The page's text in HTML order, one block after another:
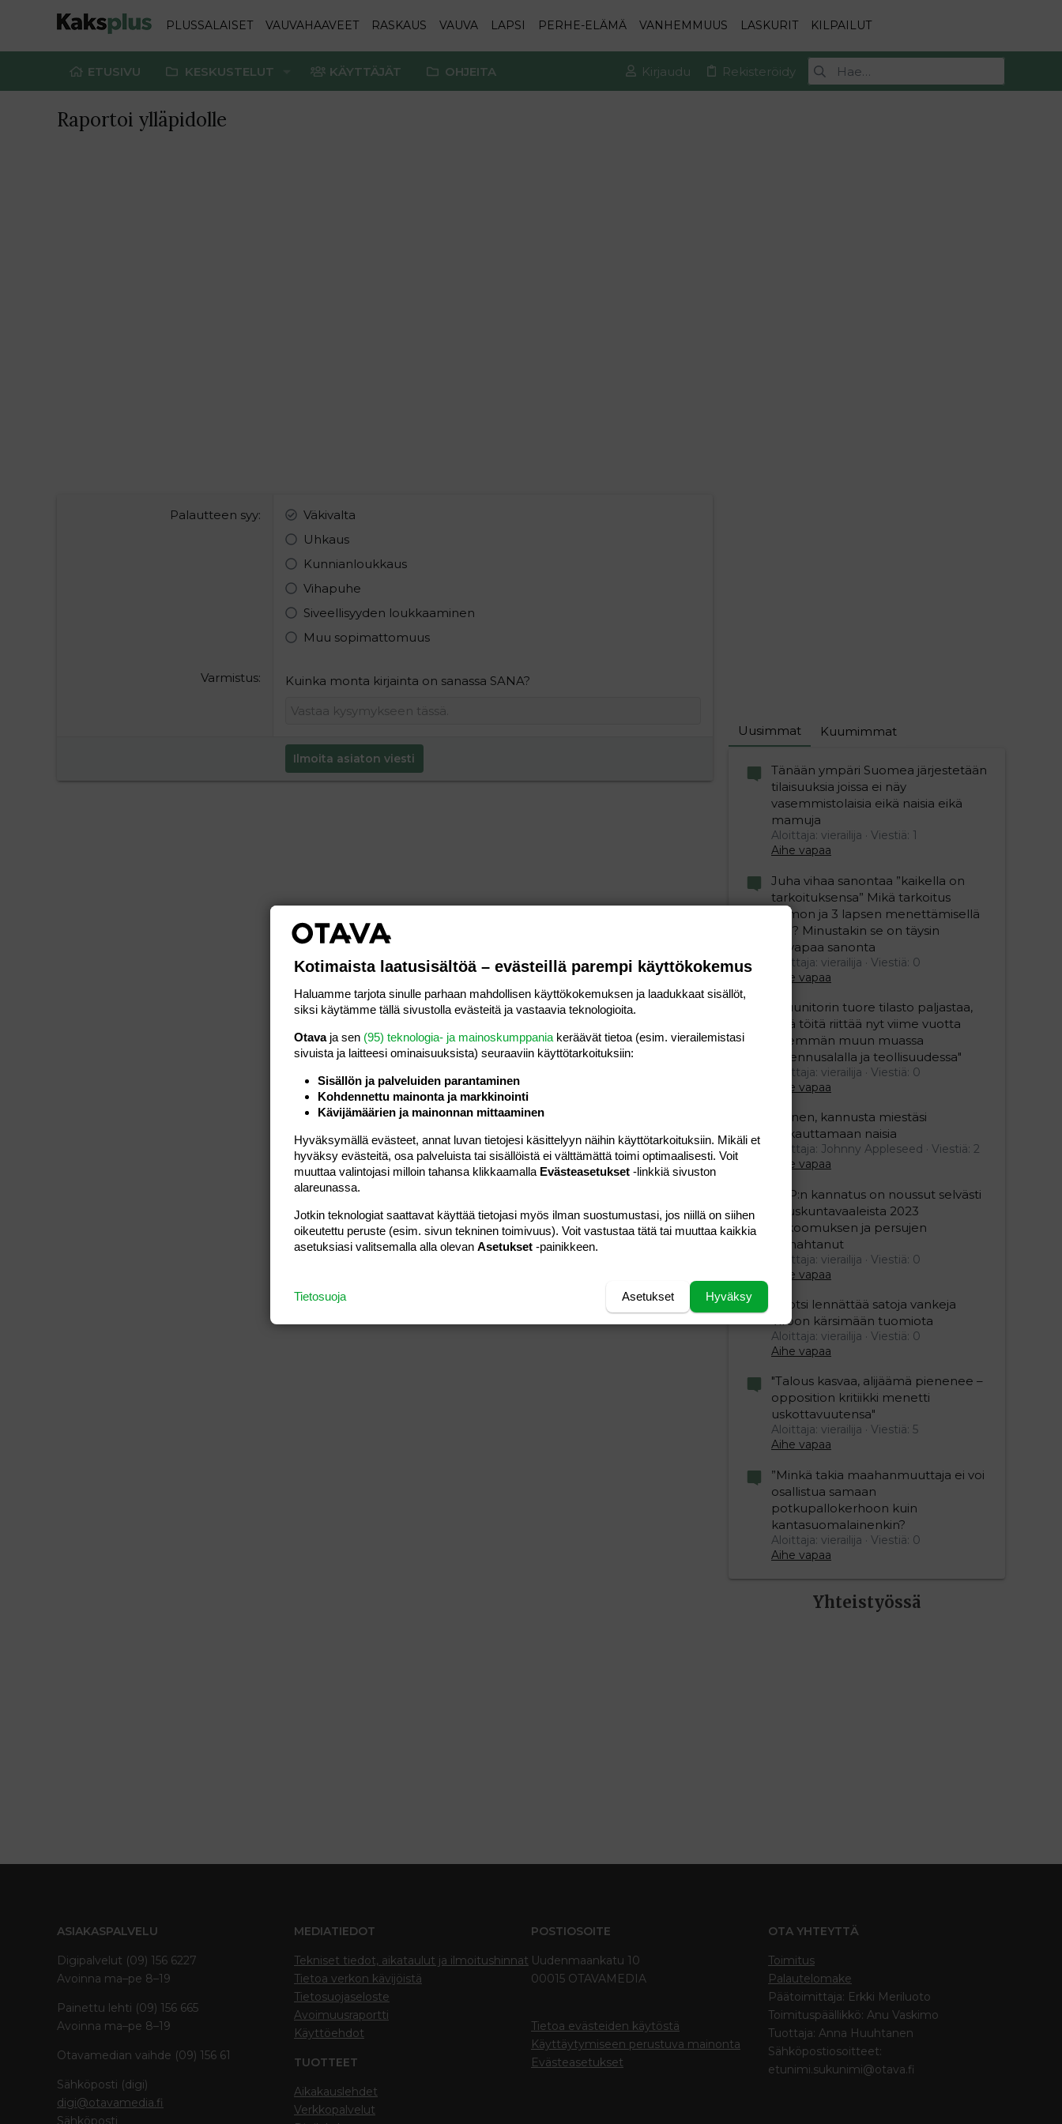
PLUSSALAISET VAUVAHAAVEET RASKAUS VAUVA LAPSI PERHE-ELÄMÄ VANHEMMUUS LASKURIT KILPAILUT
ETUSIVU KESKUSTELUT KÄYTTÄJÄT OHJEITA Kirjaudu Rekisteröidy
Raportoi ylläpidolle
Palautteen syy
Väkivalta
Uhkaus
Kunnianloukkaus
Vihapuhe
Siveellisyyden loukkaaminen
Muu sopimattomuus
Varmistus Kuinka monta kirjainta on sanassa SANA?
Ilmoita asiaton viesti
Uusimmat Kuumimmat
Tänään ympäri Suomea järjestetään
tilaisuuksia joissa ei näy
vasemmistolaisia eikä naisia eikä
mamuja
Aloittaja: vierailija
Viestiä: 1
Aihe vapaa
Juha vihaa sanontaa ”kaikella on
tarkoituksensa” Mikä tarkoitus
vaimon ja 3 lapsen menettämisellä
olisi? Minustakin se on täysin
älyvapaa sanonta
Aloittaja: vierailija
Viestiä: 0
Aihe vapaa
"Duunitorin tuore tilasto paljastaa,
että töitä riittää nyt viime vuotta
enemmän muun muassa
rakennusalalla ja teollisuudessa"
Aloittaja: vierailija
Viestiä: 0
Aihe vapaa
Nainen, kannusta miestäsi
raskauttamaan naisia
Aloittaja: Johnny Appleseed
Viestiä: 2
Aihe vapaa
SDP:n kannatus on noussut selvästi
eduskuntavaaleista 2023
kokoomuksen ja persujen
romahtanut
Aloittaja: vierailija
Viestiä: 0
Aihe vapaa
Ruotsi lennättää satoja vankeja
Viroon kärsimään tuomiota
Aloittaja: vierailija
Viestiä: 0
Aihe vapaa
"Talous kasvaa, alijäämä pienenee –
opposition kritiikki menetti
uskottavuutensa"
Aloittaja: vierailija
Viestiä: 5
Aihe vapaa
”Minkä takia maahanmuuttaja ei voi
osallistua samaan
potkupallokerhoon kuin
kantasuomalainenkin?
Aloittaja: vierailija
Viestiä: 0
Aihe vapaa
Yhteistyössä
ASIAKASPALVELU
Digipalvelut (09) 156 6227
Avoinna ma–pe 8–19
Painettu lehti (09) 156 665
Avoinna ma–pe 8–19
Otavamedian vaihde (09) 156 61
Sähköposti (digi)
digi@otavamedia.fi
Sähköposti
MEDIATIEDOT
Tekniset tiedot, aikataulut ja ilmoitushinnat
Tietoa verkon kävijöistä
Tietosuojaseloste
Avoimuusraportti
Käyttöehdot
TUOTTEET
Aikakauslehdet
Verkkopalvelut
POSTIOSOITE
Uudenmaankatu 10
00015 OTAVAMEDIA
Tietoa evästeiden käytöstä
Käyttäytymiseen perustuva mainonta
Evästeasetukset
OTA YHTEYTTÄ
Toimitus
Palautelomake
Päätoimittaja: Erkki Meriluoto
Toimituspäällikkö: Anu Vaskimo
Tuottaja: Anna Huuhtanen
Sähköpostiosoitteet:
etunimi.sukunimi@otava.fi
Kotimaista laatusisältöä – evästeillä parempi käyttökokemus
Haluamme tarjota sinulle parhaan mahdollisen käyttökokemuksen ja laadukkaat sisällöt,
siksi käytämme tällä sivustolla evästeitä ja vastaavia teknologioita.
Otavaja sen (95) teknologia- ja mainoskumppania keräävät tietoa (esim. vierailemis­tasi
sivuista ja laitteesi ominaisuuk­sista) seuraaviin käyttötarkoituksiin:
Sisällön ja palveluiden parantaminen
Kohdennettu mainonta ja markkinointi
Kävijämäärien ja mainonnan mittaaminen
Hyväksymällä evästeet, annat luvan tietojesi käsittelyyn näihin käyttötarkoituksiin. Mikäli et
hyväksy evästeitä, osa palveluista tai sisällöistä ei välttämättä toimi optimaalisesti. Voit
muuttaa valintojasi milloin tahansa klikkaamalla Evästeasetukset -linkkiä sivuston
alareunassa.
Jotkin teknologiat saattavat käyttää tietojasi myös ilman suostumustasi, jos niillä on siihen
oikeutettu peruste (esim. sivun tekninen toimivuus). Voit vastustaa tätä tai muuttaa kaikkia
asetuksiasi valitsemalla alla olevan Asetukset -painikkeen.
Hyväksy
Asetukset
Tietosuoja